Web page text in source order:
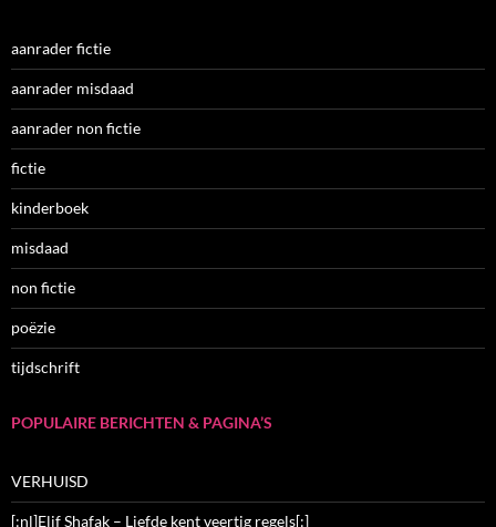
aanrader fictie
aanrader misdaad
aanrader non fictie
fictie
kinderboek
misdaad
non fictie
poëzie
tijdschrift
POPULAIRE BERICHTEN & PAGINA’S
VERHUISD
[:nl]Elif Shafak – Liefde kent veertig regels[:]